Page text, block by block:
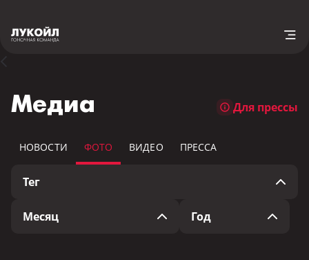
Медиа Для прессы
НОВОСТИ ФОТО ВИДЕО ПРЕССА
Тег
Месяц Год